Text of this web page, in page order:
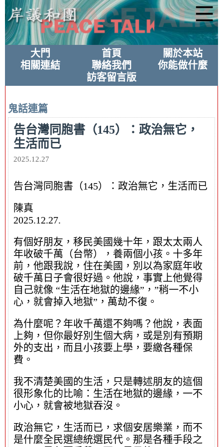
大門 首頁
關於本站
相關連結
聯絡我們
你能做什麼
訪客留言版
鬼話連篇
告台灣同胞書（145）：政治無它，
生活而已
2025.12.27
告台灣同胞書（145）：政治無它，生活而已
陳真
2025.12.27.
有個好朋友，移民美國幾十年，跟太太兩人
年收破千萬（台幣），養兩個小孩。十多年
前，他跟我說，住在美國，別以為家庭年收
破千萬日子會很好過。他說，事實上他覺得
自己就像 “生活在地獄的邊緣”，”稍一不小
心，就會掉入地獄”，萬劫不復。
為什麼呢？年收千萬還不夠嗎？他說，表面
上夠，但你最好別生個大病，或是別有預期
外的支出，而且小孩要上學，要繳各種保
費。
我不清楚美國的生活，只是轉述朋友的這個
很形象化的比喻：生活在地獄的邊緣，一不
小心，就會被地獄吞沒。
政治無它，生活而已，求個安居樂業，而不
是什麼全民選總統選民代。那是各種手段之